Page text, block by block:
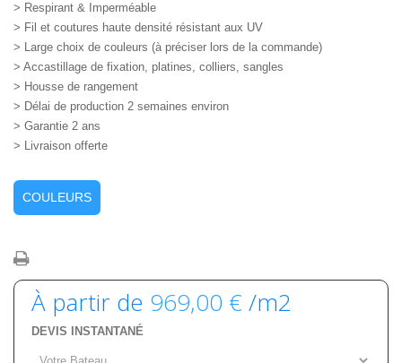
> Respirant & Imperméable
> Fil et coutures haute densité résistant aux UV
> Large choix de couleurs (à préciser lors de la commande)
> Accastillage de fixation, platines, colliers, sangles
> Housse de rangement
> Délai de production 2 semaines environ
> Garantie 2 ans
> Livraison offerte
COULEURS
À partir de 969,00 € /m2
DEVIS INSTANTANÉ